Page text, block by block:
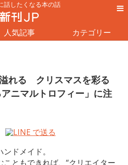
話したくなる本の話
人気記事 カテゴリー
れる クリスマスを彩る
アニマルトロフィー」に注
ドメイド。
ともできれば、“クリエイター